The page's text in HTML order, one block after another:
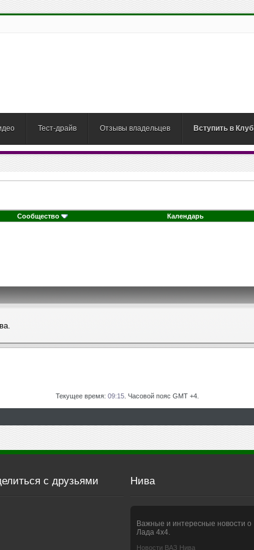
Тест-драйв Отзывы владельцев Вступить в Клуб
Сообщество Календарь
Текущее время: 09:15 . Часовой пояс GMT +4.
с друзьями Нива
Важные и интересные новости о
Лада 4х4.
Новости ВАЗ Нива